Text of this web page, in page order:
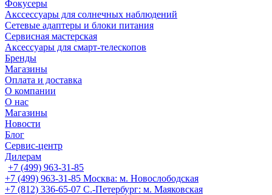
Фокусеры
Акссессуары для солнечных наблюдений
Сетевые адаптеры и блоки питания
Сервисная мастерская
Аксессуары для смарт-телескопов
Бренды
Магазины
Оплата и доставка
О компании
О нас
Магазины
Новости
Блог
Сервис-центр
Дилерам
+7 (499) 963-31-85
+7 (499) 963-31-85 Москва: м. Новослободская
+7 (812) 336-65-07 С.-Петербург: м. Маяковская